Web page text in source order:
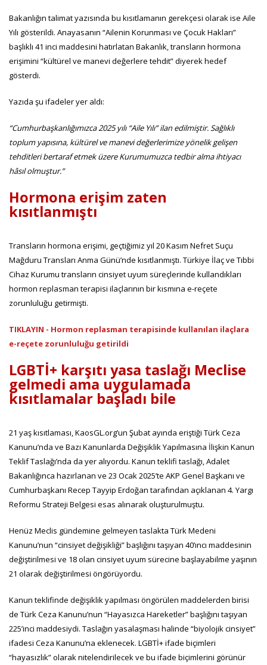
Bakanlığın talimat yazısında bu kısıtlamanın gerekçesi olarak ise Aile
Yılı gösterildi. Anayasanın “Ailenin Korunması ve Çocuk Hakları”
başlıklı 41 inci maddesini hatırlatan Bakanlık, transların hormona
erişimini “kültürel ve manevi değerlere tehdit” diyerek hedef
gösterdi.
Yazıda şu ifadeler yer aldı:
“Cumhurbaşkanlığımızca 2025 yılı “Aile Yılı” ilan edilmiştir. Sağlıklı
toplum yapısına, kültürel ve manevi değerlerimize yönelik gelişen
tehditleri bertaraf etmek üzere Kurumumuzca tedbir alma ihtiyacı
hâsıl olmuştur.”
Hormona erişim zaten
kısıtlanmıştı
Transların hormona erişimi, geçtiğimiz yıl 20 Kasım Nefret Suçu
Mağduru Transları Anma Günü’nde kısıtlanmıştı. Türkiye İlaç ve Tıbbi
Cihaz Kurumu transların cinsiyet uyum süreçlerinde kullandıkları
hormon replasman terapisi ilaçlarının bir kısmına e-reçete
zorunluluğu getirmişti.
TIKLAYIN - Hormon replasman terapisinde kullanılan ilaçlara
e-reçete zorunluluğu getirildi
LGBTİ+ karşıtı yasa taslağı Meclise
gelmedi ama uygulamada
kısıtlamalar başladı bile
21 yaş kısıtlaması, KaosGL.org’un Şubat ayında eriştiği Türk Ceza
Kanunu’nda ve Bazı Kanunlarda Değişiklik Yapılmasına İlişkin Kanun
Teklif Taslağı’nda da yer alıyordu. Kanun teklifi taslağı, Adalet
Bakanlığınca hazırlanan ve 23 Ocak 2025’te AKP Genel Başkanı ve
Cumhurbaşkanı Recep Tayyip Erdoğan tarafından açıklanan 4. Yargı
Reformu Strateji Belgesi esas alınarak oluşturulmuştu.
Henüz Meclis gündemine gelmeyen taslakta Türk Medeni
Kanunu’nun “cinsiyet değişikliği” başlığını taşıyan 40’ıncı maddesinin
değiştirilmesi ve 18 olan cinsiyet uyum sürecine başlayabilme yaşının
21 olarak değiştirilmesi öngörüyordu.
Kanun teklifinde değişiklik yapılması öngörülen maddelerden birisi
de Türk Ceza Kanunu’nun “Hayasızca Hareketler” başlığını taşıyan
225’inci maddesiydi. Taslağın yasalaşması halinde “biyolojik cinsiyet”
ifadesi Ceza Kanunu’na eklenecek. LGBTİ+ ifade biçimleri
“hayasızlık” olarak nitelendirilecek ve bu ifade biçimlerini görünür